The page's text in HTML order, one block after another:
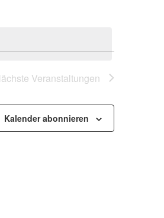
Veranstaltungen
Kalender abonnieren